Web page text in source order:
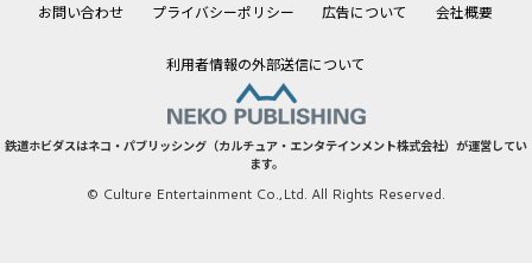
お問い合わせ プライバシーポリシー 広告について 会社概要
利用者情報の外部送信について
鉄道ホビダスはネコ・パブリッシング（カルチュア・エンタテインメント株式会社）が運営してい
ます。
© Culture Entertainment Co.,Ltd. All Rights Reserved.